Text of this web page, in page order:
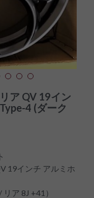
ア QV 19イン
4 (ダーク
19インチ アルミホ
ア 8J +41）